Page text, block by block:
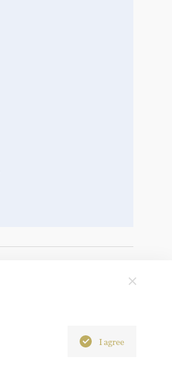
I agree